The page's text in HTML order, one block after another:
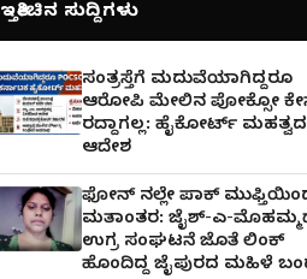
ಇತ್ತೀಚಿನ ಸುದ್ದಿಗಳು
ಸಂತ್ರಸ್ತೆಗೆ ಮದುವೆಯಾಗಿದ್ದರೂ
ಆರೋಪಿ ಮೇಲಿನ ಪೋಕ್ಸೋ
ರದ್ದಾಗಲ್ಲ: ಹೈಕೋರ್ಟ್ ಮಹತ್ವದ
ಆದೇಶ
ಫೋನ್ ನಲ್ಲೇ ಪಾಕ್
ಮತಾಂತರ: ಜೈಶ್-ಎ-
ಉಗ್ರ ಸಂಘಟನೆ ಜೊತೆ ಲಿಂಕ್
ಹೊಂದಿದ್ದ ಜೈಪುರದ ಮಹಿಳೆ